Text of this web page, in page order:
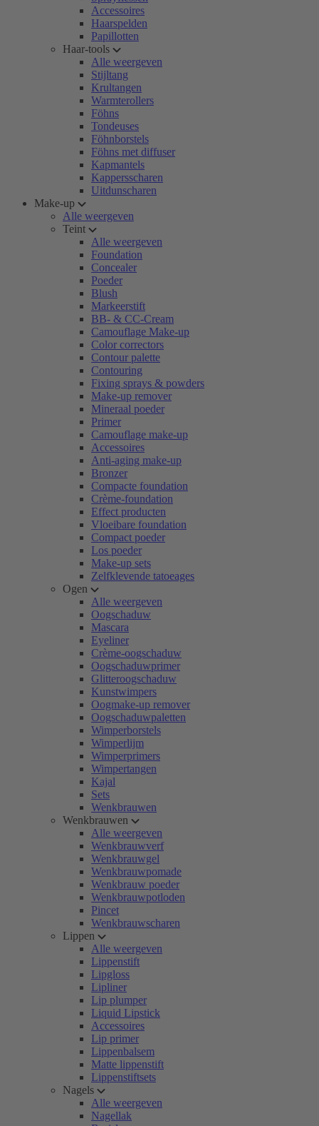
Accessoires
Haarspelden
Papillotten
Haar-tools
Alle weergeven
Stijltang
Krultangen
Warmterollers
Föhns
Tondeuses
Föhnborstels
Föhns met diffuser
Kapmantels
Kappersscharen
Uitdunscharen
Make-up
Alle weergeven
Teint
Alle weergeven
Foundation
Concealer
Poeder
Blush
Markeerstift
BB- & CC-Cream
Camouflage Make-up
Color correctors
Contour palette
Contouring
Fixing sprays & powders
Make-up remover
Mineraal poeder
Primer
Camouflage make-up
Accessoires
Anti-aging make-up
Bronzer
Compacte foundation
Crème-foundation
Effect producten
Vloeibare foundation
Compact poeder
Los poeder
Make-up sets
Zelfklevende tatoeages
Ogen
Alle weergeven
Oogschaduw
Mascara
Eyeliner
Crème-oogschaduw
Oogschaduwprimer
Glitteroogschaduw
Kunstwimpers
Oogmake-up remover
Oogschaduwpaletten
Wimperborstels
Wimperlijm
Wimperprimers
Wimpertangen
Kajal
Sets
Wenkbrauwen
Wenkbrauwen
Alle weergeven
Wenkbrauwverf
Wenkbrauwgel
Wenkbrauwpomade
Wenkbrauw poeder
Wenkbrauwpotloden
Pincet
Wenkbrauwscharen
Lippen
Alle weergeven
Lippenstift
Lipgloss
Lipliner
Lip plumper
Liquid Lipstick
Accessoires
Lip primer
Lippenbalsem
Matte lippenstift
Lippenstiftsets
Nagels
Alle weergeven
Nagellak